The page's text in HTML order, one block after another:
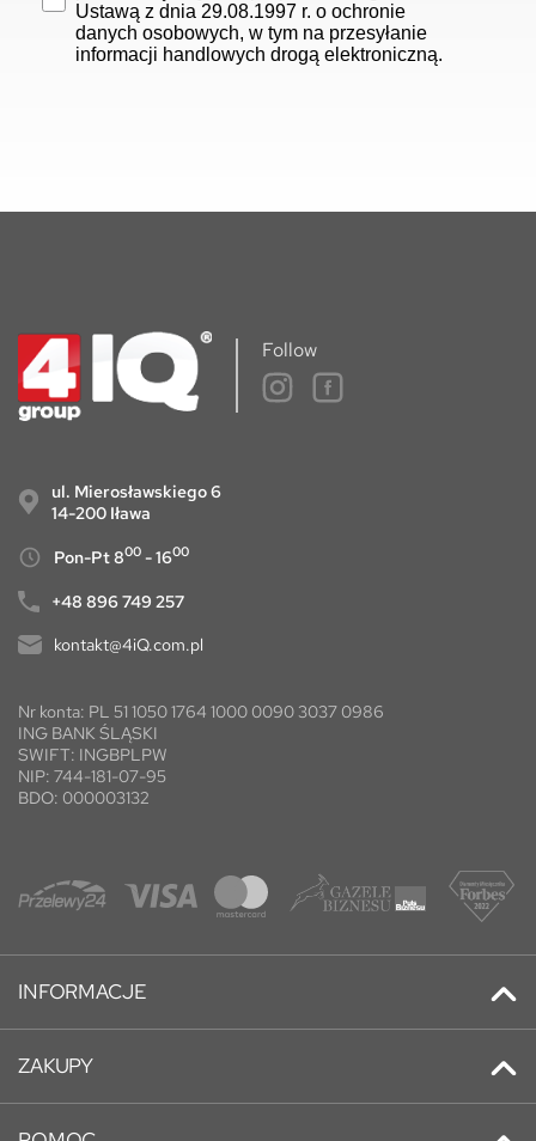
Ustawą z dnia 29.08.1997 r. o ochronie
danych osobowych, w tym na przesyłanie
informacji handlowych drogą elektroniczną.
Follow
ul. Mierosławskiego 6
14-200 Iława
Pon-Pt 800 - 1600
+48 896 749 257
kontakt@4iQ.com.pl
Nr konta: PL 51 1050 1764 1000 0090 3037 0986
ING BANK ŚLĄSKI
SWIFT: INGBPLPW
NIP: 744-181-07-95
BDO: 000003132
INFORMACJE
Kontakt
Promocje
ZAKUPY
Adresy